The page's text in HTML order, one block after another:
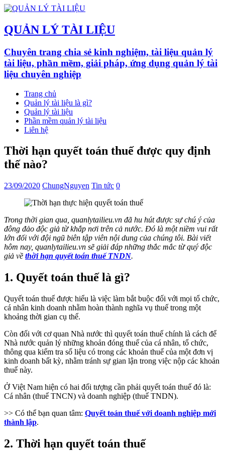
QUẢN LÝ TÀI LIỆU
Chuyên trang chia sẻ kinh nghiệm, tài liệu quản lý
tài liệu, phần mềm, giải pháp, ứng dụng quản lý tài
liệu chuyên nghiệp
Trang chủ
Quản lý tài liệu là gì?
Quản lý tài liệu
Phần mềm quản lý tài liệu
Liên hệ
Thời hạn quyết toán thuế được quy định
thế nào?
23/09/2020 ChungNguyen Tin tức 0
Trong thời gian qua, quanlytailieu.vn đã hu hút được sự chú ý của
đông đảo độc giả từ khắp nơi trên cả nước. Đó là một niềm vui rất
lớn đối với đội ngũ biên tập viên nội dung của chúng tôi. Bài viết
hôm nay, quanlytailieu.vn sẽ giải đáp những thắc mắc từ quý độc
giả về thời hạn quyết toán thuế TNDN.
1. Quyết toán thuế là gì?
Quyết toán thuế được hiểu là việc làm bắt buộc đối với mọi tổ chức,
cá nhân kinh doanh nhằm hoàn thành nghĩa vụ thuế trong một
khoảng thời gian cụ thể.
Còn đối với cơ quan Nhà nước thì quyết toán thuế chính là cách để
Nhà nước quản lý những khoản đóng thuế của cá nhân, tổ chức,
thông qua kiểm tra số liệu có trong các khoản thuế của một đơn vị
kinh doanh bất kỳ, nhằm tránh sự gian lận trong việc nộp các khoản
thuế này.
Ở Việt Nam hiện có hai đối tượng cần phải quyết toán thuế đó là:
Cá nhân (thuế TNCN) và doanh nghiệp (thuế TNDN).
>> Có thể bạn quan tâm: Quyết toán thuế với doanh nghiệp mới
thành lập.
2. Thời hạn quyết toán thuế